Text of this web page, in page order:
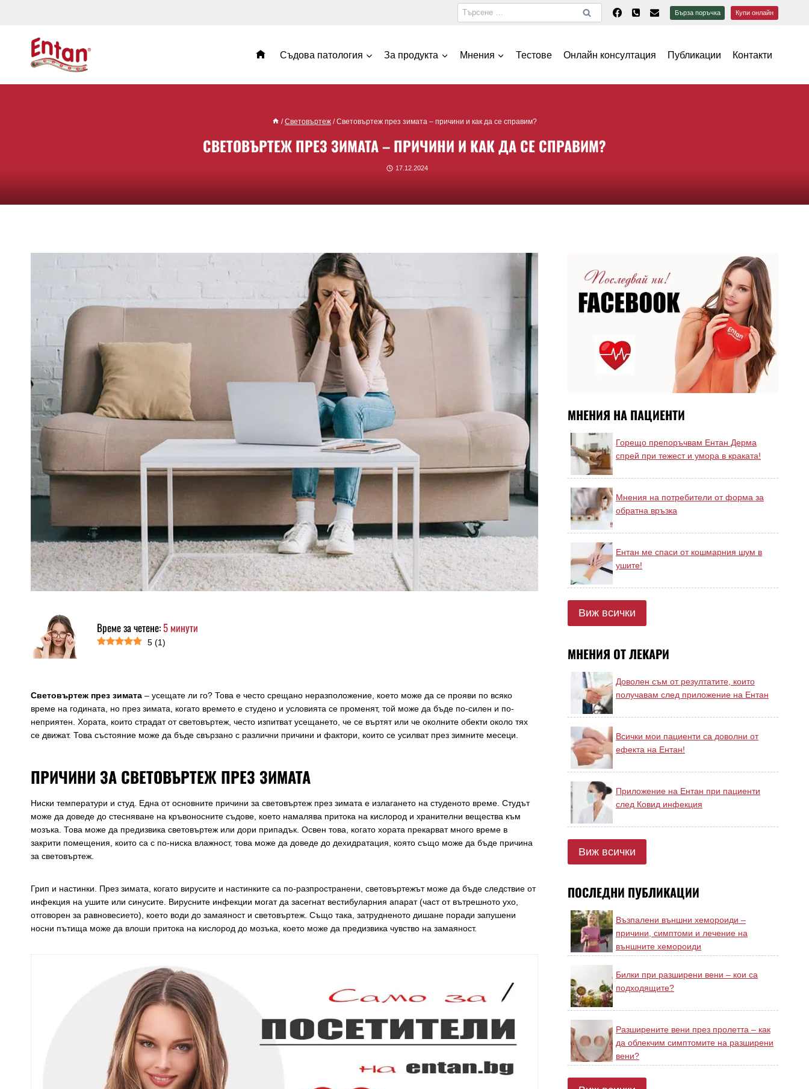
Бърза поръчка Купи онлайн
Съдова патология За продукта Мнения Тестове Онлайн консултация Публикации Контакти
/ Световъртеж / Световъртеж през зимата – причини и как да се справим?
СВЕТОВЪРТЕЖ ПРЕЗ ЗИМАТА – ПРИЧИНИ И КАК ДА СЕ СПРАВИМ?
17.12.2024
Време за четене:5минути
5 (1)
Световъртеж през зимата – усещате ли го? Това е често срещано неразположение, което може да се прояви по всяко
време на годината, но през зимата, когато времето е студено и условията се променят, той може да бъде по-силен и по-
неприятен. Хората, които страдат от световъртеж, често изпитват усещането, че се въртят или че околните обекти около тях
се движат. Това състояние може да бъде свързано с различни причини и фактори, които се усилват през зимните месеци.
ПРИЧИНИ ЗА СВЕТОВЪРТЕЖ ПРЕЗ ЗИМАТА
Ниски температури и студ. Една от основните причини за световъртеж през зимата е излагането на студеното време. Студът
може да доведе до стесняване на кръвоносните съдове, което намалява притока на кислород и хранителни вещества към
мозъка. Това може да предизвика световъртеж или дори припадък. Освен това, когато хората прекарват много време в
закрити помещения, които са с по-ниска влажност, това може да доведе до дехидратация, която също може да бъде причина
за световъртеж.
Грип и настинки. През зимата, когато вирусите и настинките са по-разпространени, световъртежът може да бъде следствие от
инфекция на ушите или синусите. Вирусните инфекции могат да засегнат вестибуларния апарат (част от вътрешното ухо,
отговорен за равновесието), което води до замаяност и световъртеж. Също така, затрудненото дишане поради запушени
носни пътища може да влоши притока на кислород до мозъка, което може да предизвика чувство на замаяност.
МНЕНИЯ НА ПАЦИЕНТИ
Горещо препоръчвам Ентан Дерма
спрей при тежест и умора в краката!
Мнения на потребители от форма за
обратна връзка
Ентан ме спаси от кошмарния шум в
ушите!
Виж всички
МНЕНИЯ ОТ ЛЕКАРИ
Доволен съм от резултатите, които
получавам след приложение на Ентан
Всички мои пациенти са доволни от
ефекта на Ентан!
Приложение на Ентан при пациенти
след Ковид инфекция
Виж всички
ПОСЛЕДНИ ПУБЛИКАЦИИ
Възпалени външни хемороиди –
причини, симптоми и лечение на
външните хемороиди
Билки при разширени вени – кои са
подходящите?
Разширените вени през пролетта – как
да облекчим симптомите на разширени
вени?